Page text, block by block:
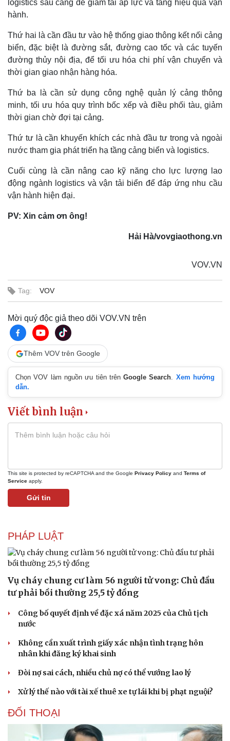
Lịch thi đấu bóng đá
Thế giới thể thao
Hậu trường
Xe máy
Doanh nhân
Vì cộng đồng
Trải nghiệm
Sức khỏe
Dinh dưỡng - món ngon
Sản phụ khoa
Nhi khoa
Nam khoa
Làm đẹp - giảm cân
Phòng mạch online
Ăn sạch sống khỏe
logistics sau cảng để giảm tải áp lực và tăng hiệu quả vận
hành.
Thứ hai là cần đầu tư vào hệ thống giao thông kết nối cảng
biển, đặc biệt là đường sắt, đường cao tốc và các tuyến
đường thủy nội địa, để tối ưu hóa chi phí vận chuyển và
thời gian giao nhận hàng hóa.
Thứ ba là cần sử dụng công nghệ quản lý cảng thông
minh, tối ưu hóa quy trình bốc xếp và điều phối tàu, giảm
thời gian chờ đợi tại cảng.
Thứ tư là cần khuyến khích các nhà đầu tư trong và ngoài
nước tham gia phát triển hạ tầng cảng biển và logistics.
Cuối cùng là cần nâng cao kỹ năng cho lực lượng lao
động ngành logistics và vận tải biển để đáp ứng nhu cầu
vận hành hiện đại.
PV: Xin cảm ơn ông!
Hải Hà/vovgiaothong.vn
VOV.VN
Tag: VOV
Mời quý độc giả theo dõi VOV.VN trên
Thêm VOV trên Google
Chọn VOV làm nguồn ưu tiên trênGoogle Search. Xem hướng
dẫn.
Viết bình luận
This site is protected by reCAPTCHA and the Google Privacy Policy and Terms of
Service apply.
Gửi tin
PHÁP LUẬT
Vụ cháy chung cư làm 56 người tử vong: Chủ đầu
tư phải bồi thường 25,5 tỷ đồng
Công bố quyết định về đặc xá năm 2025 của Chủ tịch
nước
Không cần xuất trình giấy xác nhận tình trạng hôn
nhân khi đăng ký khai sinh
Đòi nợ sai cách, nhiều chủ nợ có thể vướng lao lý
Xử lý thế nào với tài xế thuê xe tự lái khi bị phạt nguội?
ĐỐI THOẠI